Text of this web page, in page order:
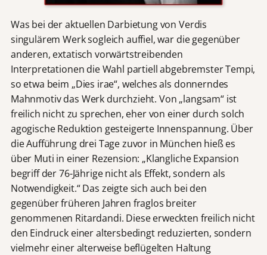
Was bei der aktuellen Darbietung von Verdis
singulärem Werk sogleich auffiel, war die gegenüber
anderen, extatisch vorwärtstreibenden
Interpretationen die Wahl partiell abgebremster Tempi,
so etwa beim „Dies irae“, welches als donnerndes
Mahnmotiv das Werk durchzieht. Von „langsam“ ist
freilich nicht zu sprechen, eher von einer durch solch
agogische Reduktion gesteigerte Innenspannung. Über
die Aufführung drei Tage zuvor in München hieß es
über Muti in einer Rezension: „Klangliche Expansion
begriff der 76-Jährige nicht als Effekt, sondern als
Notwendigkeit.“ Das zeigte sich auch bei den
gegenüber früheren Jahren fraglos breiter
genommenen Ritardandi. Diese erweckten freilich nicht
den Eindruck einer altersbedingt reduzierten, sondern
vielmehr einer alterweise beflügelten Haltung